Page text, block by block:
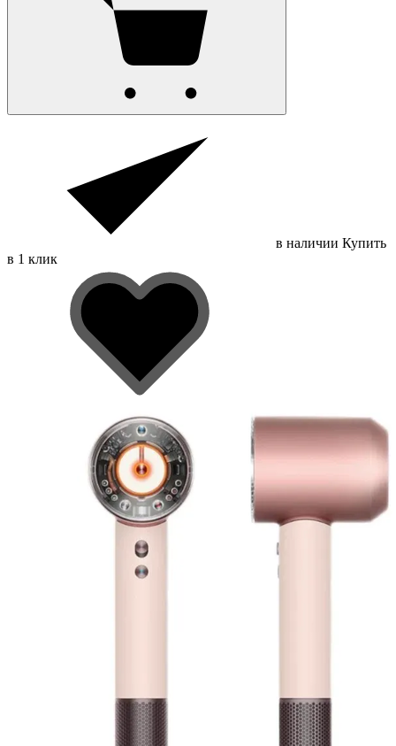
в наличии Купить
в 1 клик